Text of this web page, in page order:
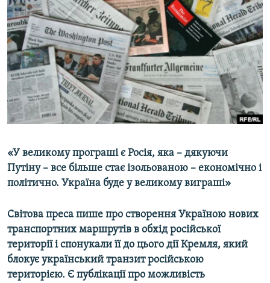
КИТАЙ.ВИКЛИКИ
МУЛЬТИМЕДІА
ФОТО
СПЕЦПРОЄКТИ
ПОДКАСТИ
РУС
УКР
КТАТ
ДОЛУЧАЙСЯ!
«У великому програші є Росія, яка – дякуючи
Путіну – все більше стає ізольованою – економічно і
політично. Україна буде у великому виграші»
Світова преса пише про створення Україною нових
транспортних маршрутів в обхід російської
території і спонукали її до цього дії Кремля, який
блокує український транзит російською
територією. Є публікації про можливість